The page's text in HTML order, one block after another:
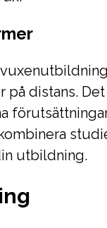
distans.
utbildning.